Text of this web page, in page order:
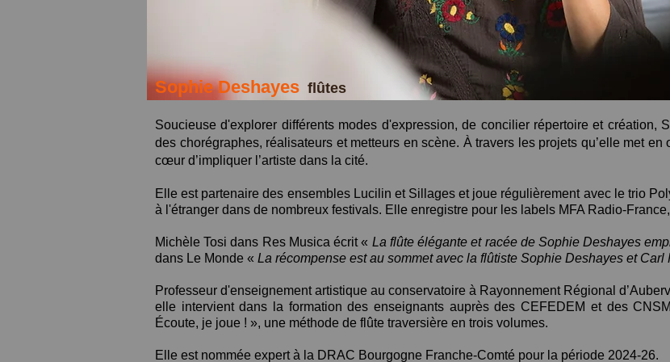
Sophie Deshayes flûtes
Soucieuse d'explorer différents modes d'expression, de concilier répertoire et création,
des chorégraphes, réalisateurs et metteurs en scène. À travers les projets qu’elle met
cœur d’impliquer l’artiste dans la cité.
Elle est partenaire des ensembles Lucilin et Sillages et joue régulièrement avec le trio
à l'étranger dans de nombreux festivals. Elle enregistre pour les labels MFA Radio-
Michèle Tosi dans Res Musica écrit « La flûte élégante et racée de Sophie Deshayes
dans Le Monde « La récompense est au sommet avec la flûtiste Sophie Deshayes et
Professeur d'enseignement artistique au conservatoire à Rayonnement Régional
elle intervient dans la formation des enseignants auprès des CEFEDEM et des
Écoute, je joue ! », une méthode de flûte traversière en trois volumes.
Elle est nommée expert à la DRAC Bourgogne Franche-Comté pour la période 2024-26.